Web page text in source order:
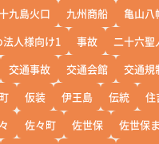
九島火口 九州商船 亀山八
人様向け1
事故 二十六聖
交通事故 交通会館 交通規
仮装 伊王島 伝統 住
佐々町 佐世保 佐世保